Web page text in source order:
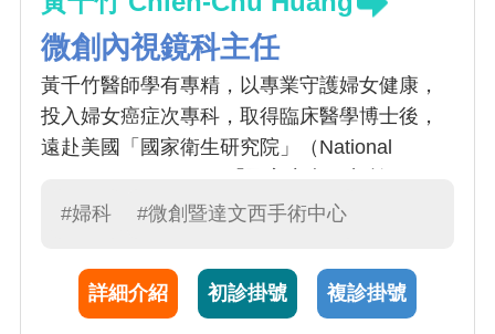
微創內視鏡科主任
黃千竹醫師學有專精，以專業守護婦女健康，
投入婦女癌症次專科，取得臨床醫學博士後，
遠赴美國「國家衛生研究院」（National
（National Cancer Institute）進修，持續自我
心細心，態度爽朗，是年輕又值得信賴的好醫
#婦科 #微創暨達文西手術中心
詳細介紹 初診掛號 複診掛號